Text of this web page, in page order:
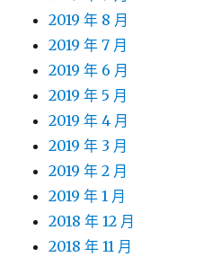
2019 年 8 月
2019 年 7 月
2019 年 6 月
2019 年 5 月
2019 年 4 月
2019 年 3 月
2019 年 2 月
2019 年 1 月
2018 年 12 月
2018 年 11 月